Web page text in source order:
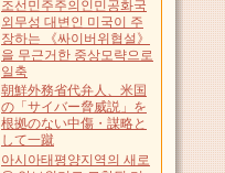
조선민주주의인민공화국
외무성 대변인 미국이 주
장하는 《싸이버위협설》
을 무근거한 중상모략으로
일축
朝鮮外務省代弁人、米国
の「サイバー脅威説」を
根拠のない中傷・謀略と
して一蹴
아시아태평양지역의 새로